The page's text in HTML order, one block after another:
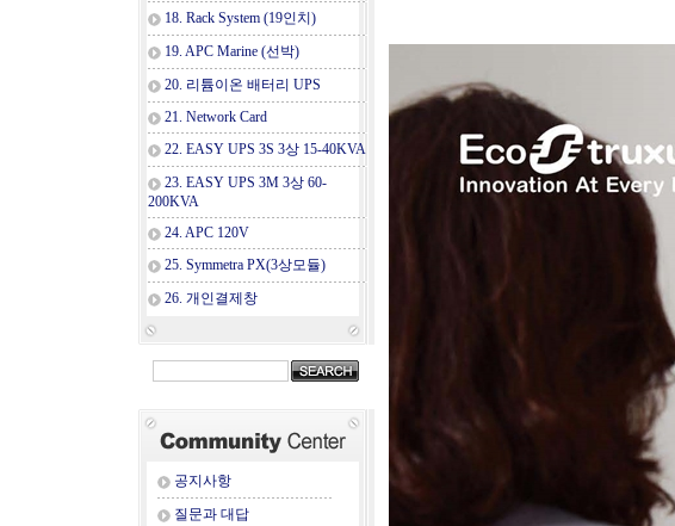
18. Rack System (19인치)
19. APC Marine (선박)
20. 리튬이온 배터리 UPS
21. Network Card
22. EASY UPS 3S 3상 15-40KVA
23. EASY UPS 3M 3상 60-
200KVA
24. APC 120V
25. Symmetra PX(3상모듈)
26. 개인결제창
공지사항
질문과 대답